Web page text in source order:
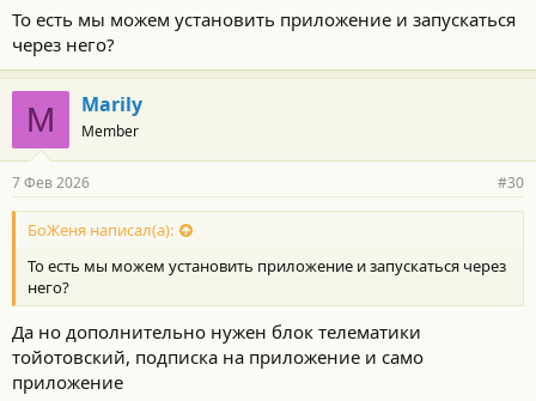
То есть мы можем установить приложение и запускаться
через него?
M Marily
Member
7 Фев 2026 #30
БоЖеня написал(а):
То есть мы можем установить приложение и запускаться через
него?
Да но дополнительно нужен блок телематики
тойотовский, подписка на приложение и само
приложение